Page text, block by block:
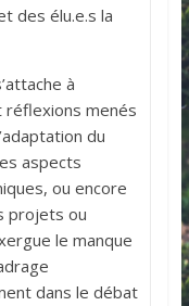
des élu.e.s la
à
menés
du
aspects
ou encore
projets ou
le manque
dans le débat